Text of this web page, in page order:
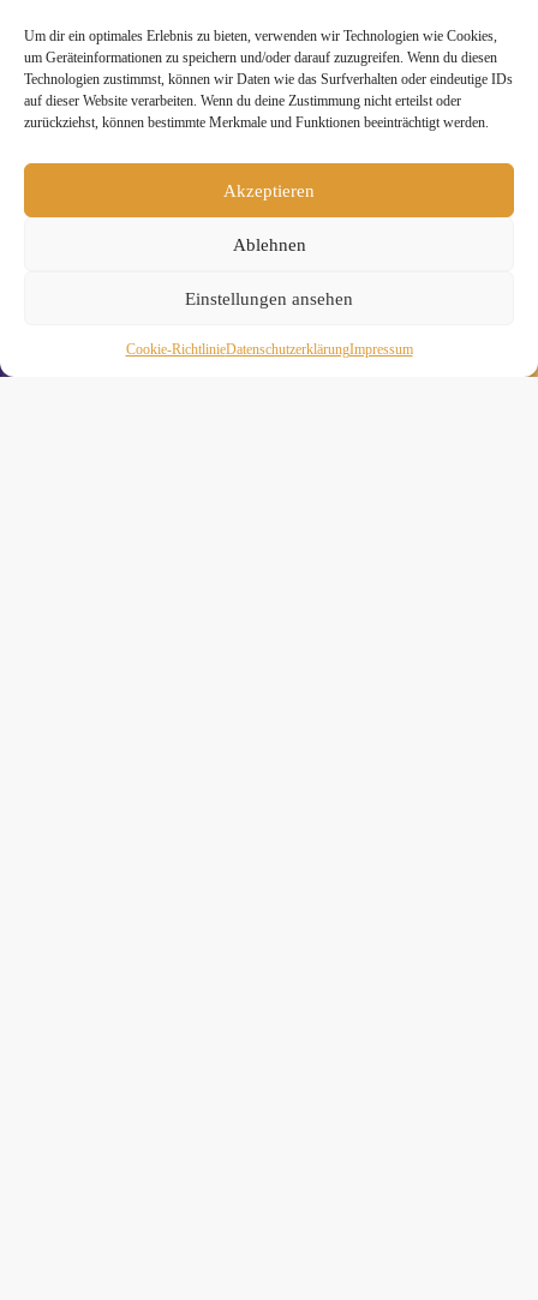
Um dir ein optimales Erlebnis zu bieten, verwenden wir Technologien wie Cookies,
um Geräteinformationen zu speichern und/oder darauf zuzugreifen. Wenn du diesen
Technologien zustimmst, können wir Daten wie das Surfverhalten oder eindeutige IDs
auf dieser Website verarbeiten. Wenn du deine Zustimmung nicht erteilst oder
zurückziehst, können bestimmte Merkmale und Funktionen beeinträchtigt werden.
Akzeptieren
Ablehnen
Einstellungen ansehen
Cookie-RichtlinieDaten­schutz­erklä­rungImpressum
twittern teilen teilen
mitteilen merken teilen